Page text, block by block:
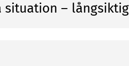
situation –